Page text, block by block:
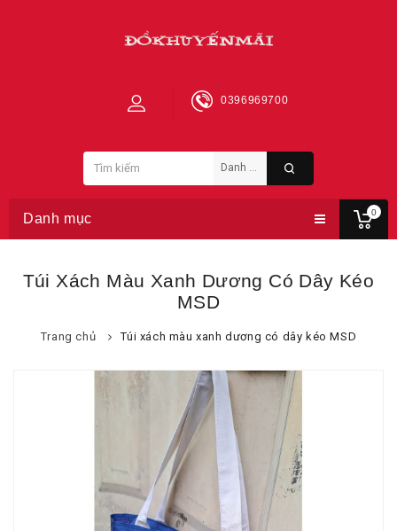
0
0396969700
Danh mục
Túi Xách Màu Xanh Dương Có Dây Kéo
MSD
Trang chủ Túi xách màu xanh dương có dây kéo MSD